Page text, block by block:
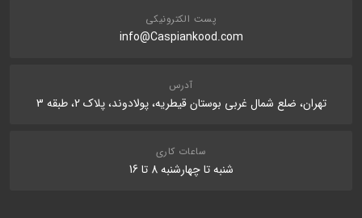
پست الکترونیکی
info@Caspiankood.com
آدرس
تهران، ضلع شمال غربی بوستان قیطریه، پولادوند، پلاک 2، طبقه 3
ساعات کاری
شنبه تا چهارشنبه 8 تا 16